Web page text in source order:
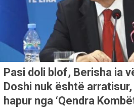
Pasi doli blof, Berisha ia
Doshi nuk është
hapur nga ‘Qendra